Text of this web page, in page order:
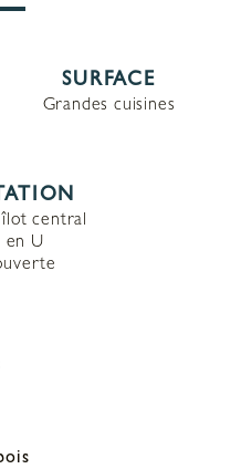
SURFACE
Grandes cuisines
îlot central
en U